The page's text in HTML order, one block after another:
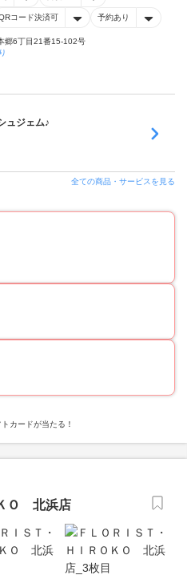
コード決済可 予約あり
郷6丁目21番15-102号
ュジェム♪
全ての商品・サービスを見る
カードが当たる！
Ｏ 北浜店